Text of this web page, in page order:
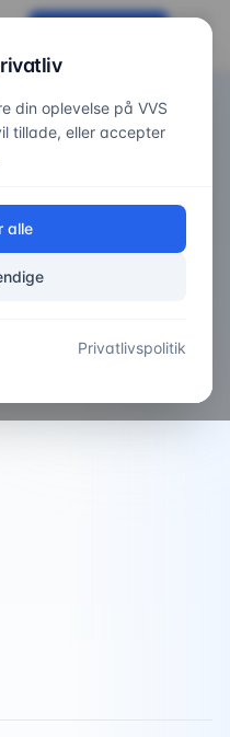
med hurtig respons
din oplevelse på VVS
tillade, eller accepter
alle
Privatlivspolitik